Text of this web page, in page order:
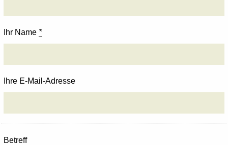
Ihr Name *
Ihre E-Mail-Adresse
Betreff